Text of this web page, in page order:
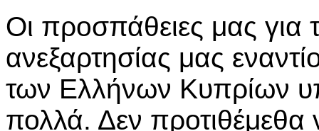
Οι προσπάθειες μας για
ανεξαρτησίας μας
των Ελλήνων Κυπρίων
πολλά. Δεν προτιθέμεθα